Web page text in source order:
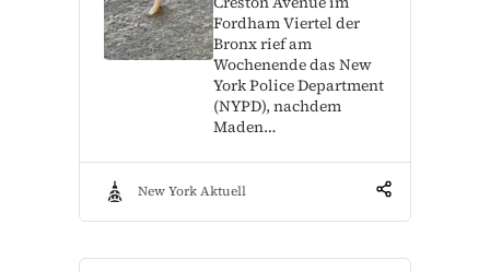
Fordham Viertel der
Bronx rief am
Wochenende das New
York Police Department
(NYPD), nachdem
Maden…
New York Aktuell